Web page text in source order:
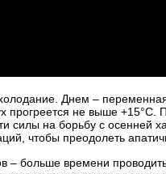
Днем –
прогреется не выше +15°C.
силы на борьбу с осенней
чтобы преодолеть
– больше времени